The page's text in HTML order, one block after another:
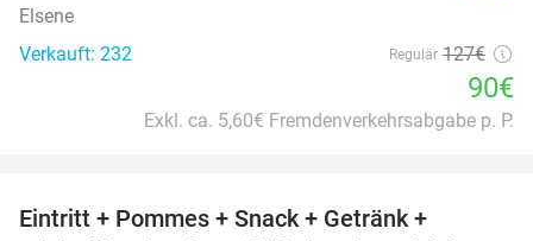
Elsene
Verkauft: 232
Regulär 127€
90€
Exkl. ca. 5,60€ Fremdenverkehrsabgabe p. P.
Eintritt + Pommes + Snack + Getränk +